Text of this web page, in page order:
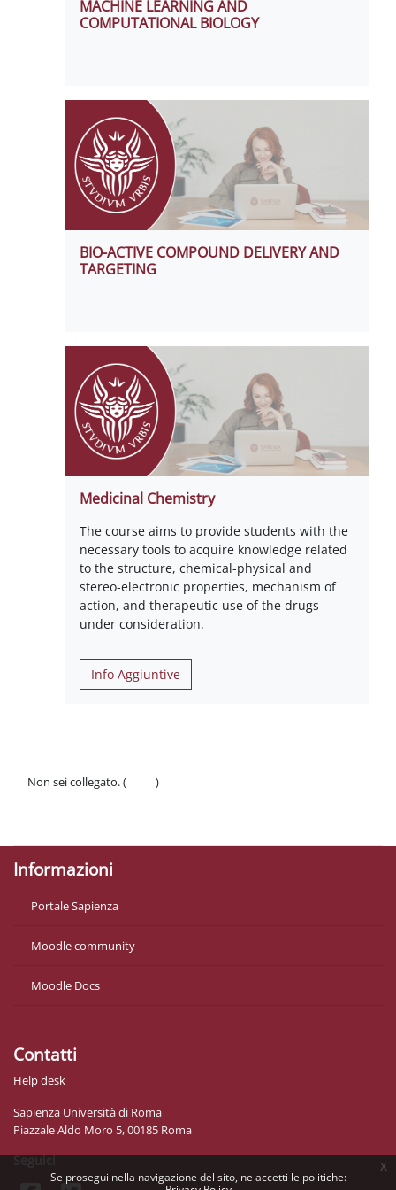
Se prosegui nella navigazione del sito, ne accetti le politiche:
x
MACHINE LEARNING AND
COMPUTATIONAL BIOLOGY
BIO-ACTIVE COMPOUND DELIVERY AND
TARGETING
Medicinal Chemistry
The course aims to provide students with the
necessary tools to acquire knowledge related
to the structure, chemical-physical and
stereo-electronic properties, mechanism of
action, and therapeutic use of the drugs
under consideration.
Info Aggiuntive
Non sei collegato. (
)
Informazioni
Portale Sapienza
Moodle community
Moodle Docs
Contatti
Help desk
Sapienza Università di Roma
Piazzale Aldo Moro 5, 00185 Roma
Seguici